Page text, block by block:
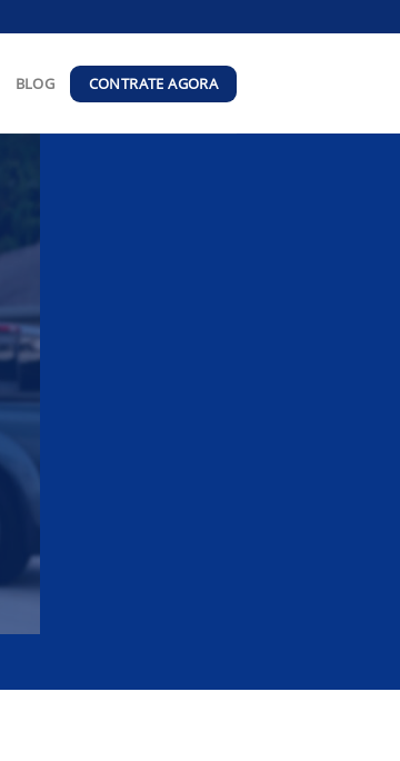
BLOG CONTRATE AGORA